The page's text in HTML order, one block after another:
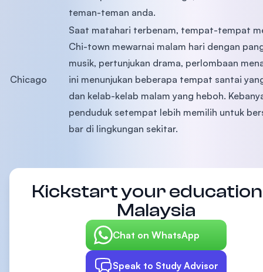
teman-teman anda.
Chicago
Saat matahari terbenam, tempat-tempat
Chi-town mewarnai malam hari dengan
musik, pertunjukan drama, perlombaan
ini menunjukan beberapa tempat santai
dan kelab-kelab malam yang heboh.
penduduk setempat lebih memilih untuk
bar di lingkungan sekitar.
Kickstart your education
Malaysia
Chat on WhatsApp
Speak to Study Advisor